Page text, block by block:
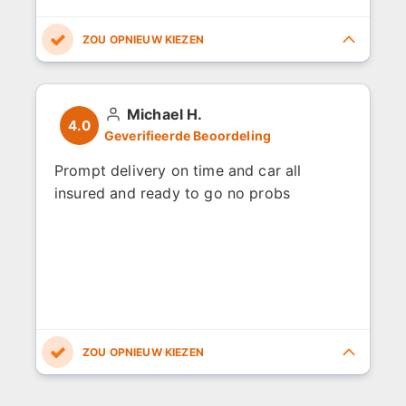
4.0
4.0
4.0
5.0
4.0
4.0
Michael H.
Geverifieerde Beoordeling
Prompt delivery on time and car all
insured and ready to go no probs
4.0
4.0
4.0
4.0
4.0